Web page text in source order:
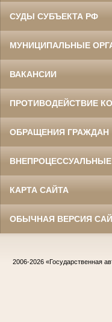
СУДЫ СУБЪЕКТА РФ
МУНИЦИПАЛЬНЫЕ
ВАКАНСИИ
ПРОТИВОДЕЙСТВИЕ
ОБРАЩЕНИЯ ГРАЖДАН
КАРТА САЙТА
ОБЫЧНАЯ ВЕРСИЯ
2006-2026 «Государственная